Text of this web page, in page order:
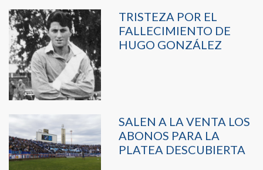
TRISTEZA POR EL
FALLECIMIENTO DE
HUGO GONZÁLEZ
SALEN A LA VENTA LOS
ABONOS PARA LA
PLATEA DESCUBIERTA